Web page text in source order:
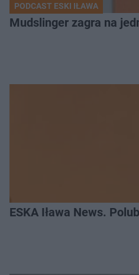
PODCAST ESKI IŁAWA
Mudslinger zagra na
ESKA Iława News.